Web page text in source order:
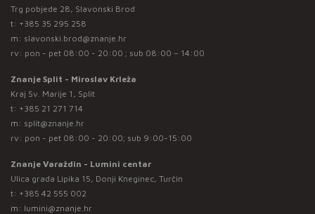
Trg pobjede 28, Slavonski Brod
t: +385 35 295 258
m: slavonski.brod@znanje.hr
rv: pon - pet 08:00 - 20:00 ; sub 08:00 – 14:00
Znanje Split - Miroslav Krleža
Kraj Sv. Marije 1, Split
t: +385 21 271 714
m: split@znanje.hr
rv: pon - pet 08:00 - 20:00; sub 9:00-15:00
Znanje Varaždin - Lumini centar
Ulica grada Lipika 15, Donji Kneginec, Turčin
t: +385 42 555 002
m: lumini@znanje.hr